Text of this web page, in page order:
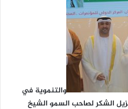
والتنموية في
الشكر لصاحب السمو الشيخ